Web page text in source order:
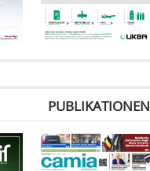
PUBLIKATIONEN